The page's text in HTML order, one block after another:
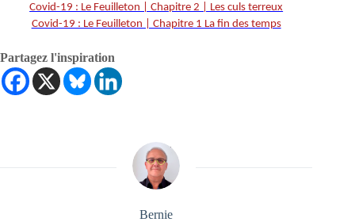
Covid-19 : Le Feuilleton | Chapitre 2 | Les culs terreux
Covid-19 : Le Feuilleton | Chapitre 1 La fin des temps
Partagez l'inspiration
Bernie